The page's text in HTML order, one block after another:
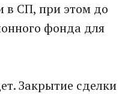
в СП, при этом до
фонда для
Закрытие сделки